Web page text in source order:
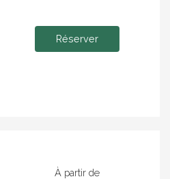
Réserver
À partir de